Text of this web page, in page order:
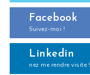
Facebook
Suivez-moi !
Linkedin
nez me rendre visite !